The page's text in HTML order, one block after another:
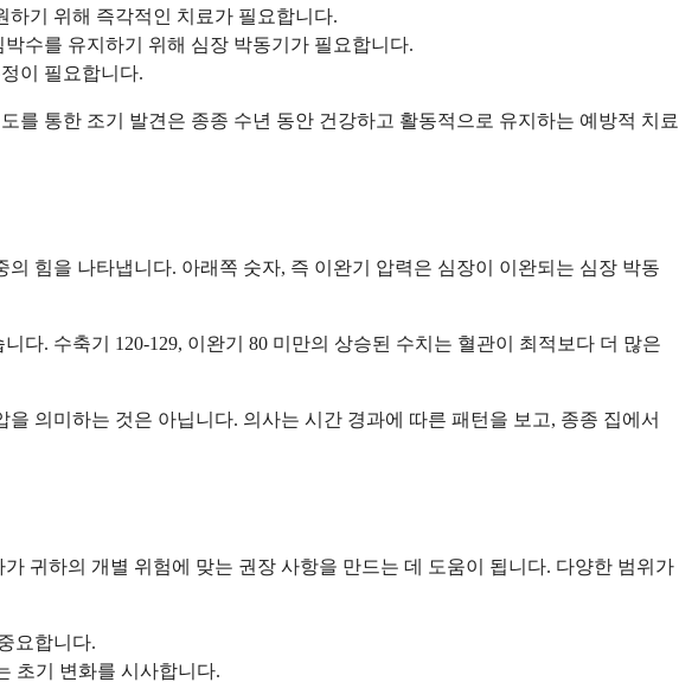
기 위해 즉각적인 치료가 필요합니다.
수를 유지하기 위해 심장 박동기가 필요합니다.
이 필요합니다.
를 통한 조기 발견은 종종 수년 동안 건강하고 활동적으로 유지하는 예방적 치료
힘을 나타냅니다. 아래쪽 숫자, 즉 이완기 압력은 심장이 이완되는 심장 박동
다. 수축기 120-129, 이완기 80 미만의 상승된 수치는 혈관이 최적보다 더 많은
의미하는 것은 아닙니다. 의사는 시간 경과에 따른 패턴을 보고, 종종 집에서
귀하의 개별 위험에 맞는 권장 사항을 만드는 데 도움이 됩니다. 다양한 범위가
요합니다.
초기 변화를 시사합니다.